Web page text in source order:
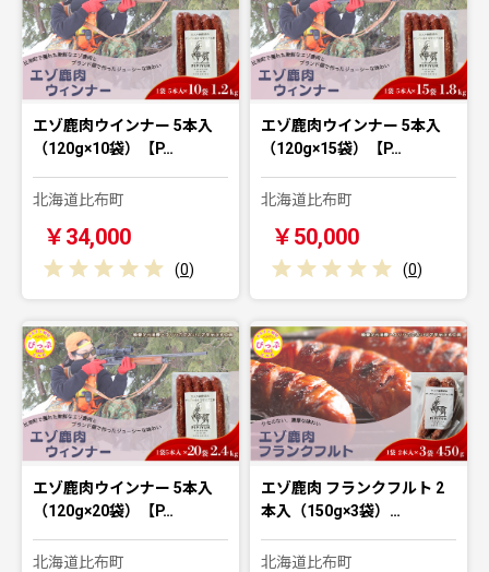
エゾ鹿肉ウインナー 5本入
（120g×10袋）【P…
北海道比布町
￥34,000
(0)
エゾ鹿肉ウインナー 5本入
（120g×15袋）【P…
北海道比布町
￥50,000
(0)
エゾ鹿肉ウインナー 5本入
（120g×20袋）【P…
北海道比布町
エゾ鹿肉 フランクフルト 2
本入（150g×3袋）…
北海道比布町